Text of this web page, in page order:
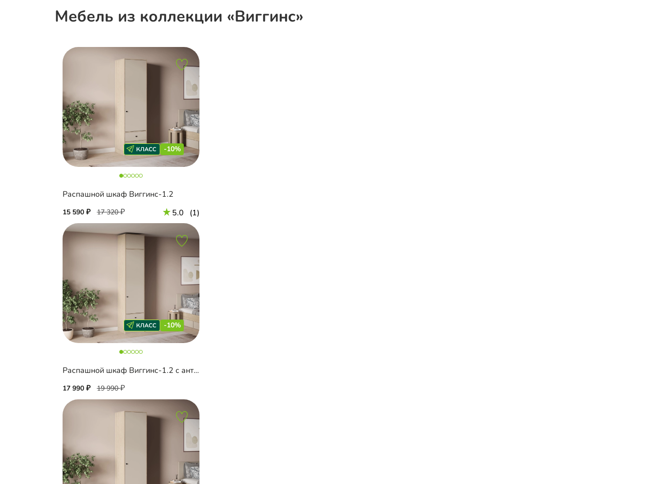
Мебель из коллекции «Виггинс»
-10%
Распашной шкаф Виггинс-1.2
15 590 17 320 5.0 (1)
-10%
Распашной шкаф Виггинс-1.2 с антресолью
17 990 19 990